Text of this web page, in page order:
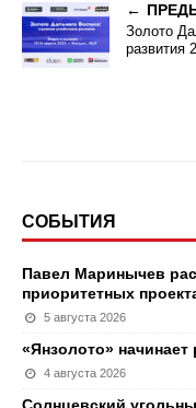
Золото
развития
СОБЫТИЯ
Павел Маринычев
приоритетных
5 августа 2026
«Янзолото» начинает
4 августа 2026